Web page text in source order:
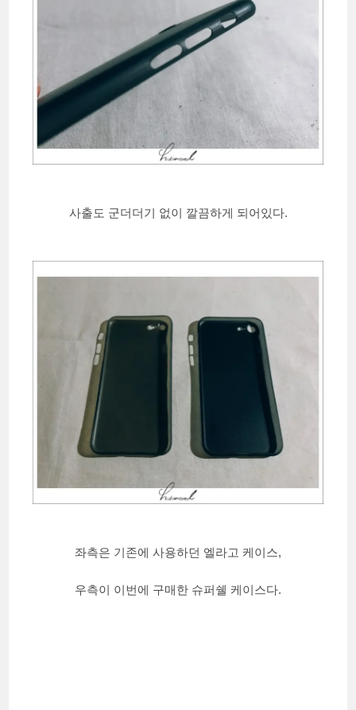
사출도 군더더기 없이 깔끔하게 되어있다.
좌측은 기존에 사용하던 엘라고 케이스,
우측이 이번에 구매한 슈퍼쉘 케이스다.